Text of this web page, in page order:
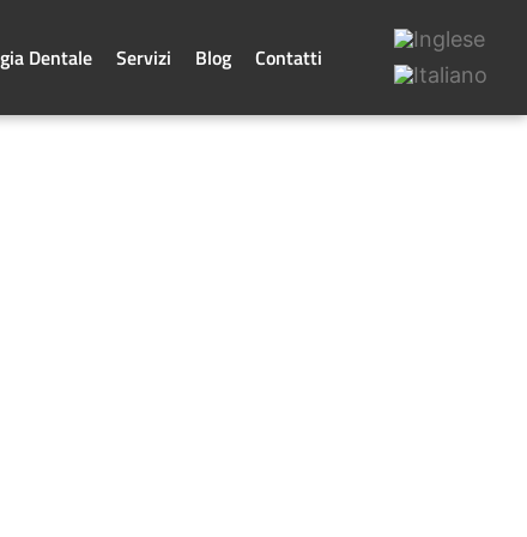
Dentale Servizi Blog Contatti